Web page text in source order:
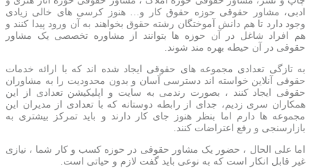
ادبی، مشاور حقوقی حوزه حقوق کار و… هنوز کرسی های خالی زیادی
وجود دارد تا هم دانش آموختگان رشته حقوق بخواهند به آن ورود پیدا کنند و
هم افراد شاغل در آن حوزه ها بتوانند از مشاوره تخصصی یک مشاور
حقوقی در آن حیطه بهره مند شوند.
به تازگی تعدادی مجموعه های حقوقی ایجاد شده اند که با ارائه خدمات
حقوقی آنلاین خواسته اند دسترسی آسان و بدون محدودیت را به مشاوران
حقوقی ایجاد کنند ، بصورت رندمی به سایت و اپلیکیشن تعدادی از این
همکاران سری زدیم، جدای از رابطه دوستانه که با تعدادی از مدیران این
مجموعه ها دارم اما بنظر هنوز جای کار دارند و باید تمرکز بیشتری به
بازارسنجی و رفع اعتراضات کنند.
اما علی الحال ، حضور یک مشاور حقوقی در حوزه کسب و کار شما ، نیازی
غیر قابل انکار است که به نوعی باید گفت لازم و حیاتی است.